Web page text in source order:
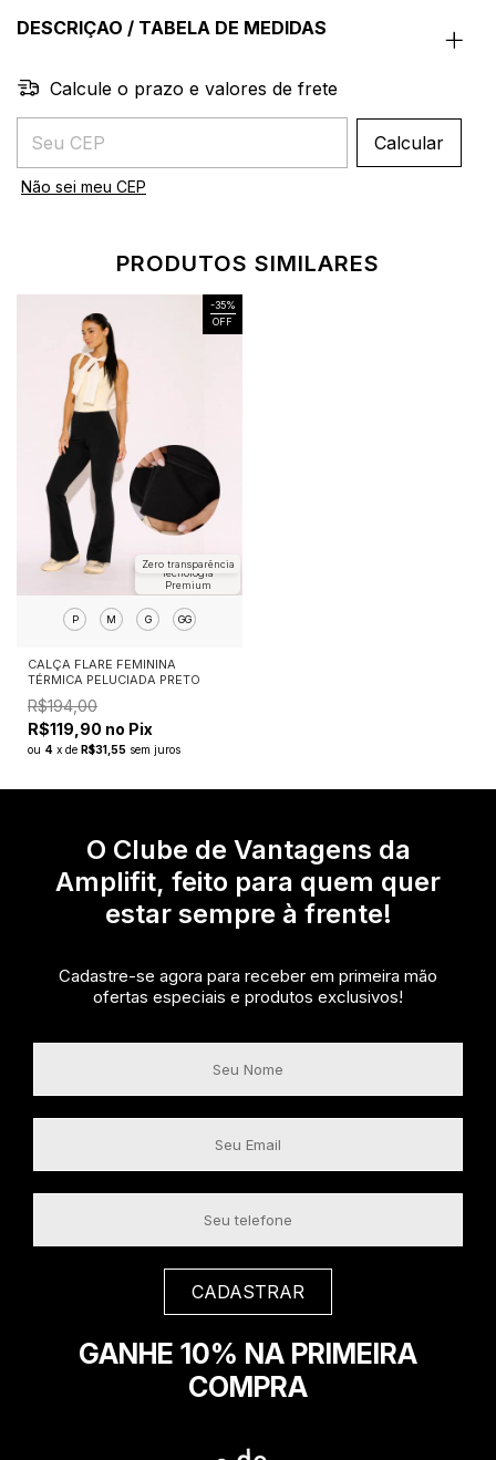
DESCRIÇAO / TABELA DE MEDIDAS
Calcule o prazo e valores de frete
Entregas para o CEP:
Calcular
Não sei meu CEP
PRODUTOS SIMILARES
-35%
OFF
Tecnologia
Premium
Zero transparência
P M G GG
CALÇA FLARE FEMININA
TÉRMICA PELUCIADA PRETO
R$194,00
R$119,90 no Pix
ou 4 x de R$31,55 sem juros
O Clube de Vantagens da
Amplifit, feito para quem quer
estar sempre à frente!
Cadastre-se agora para receber em primeira mão
ofertas especiais e produtos exclusivos!
GANHE 10% NA PRIMEIRA
COMPRA